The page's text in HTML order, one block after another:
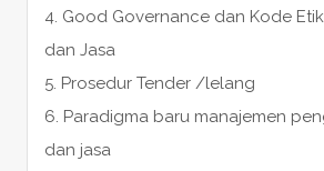
4. Good Governance dan Kode
dan Jasa
5. Prosedur Tender /lelang
6. Paradigma baru manajemen
dan jasa